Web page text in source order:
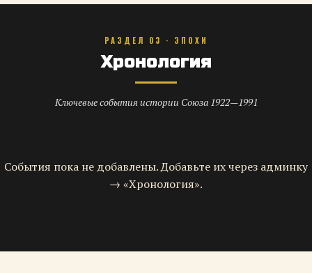
РАЗДЕЛ 03 · ЭПОХИ
Хронология
Ключевые события истории Союза 1922—1991
События пока не добавлены. Добавьте их через админку
→ «Хронология».